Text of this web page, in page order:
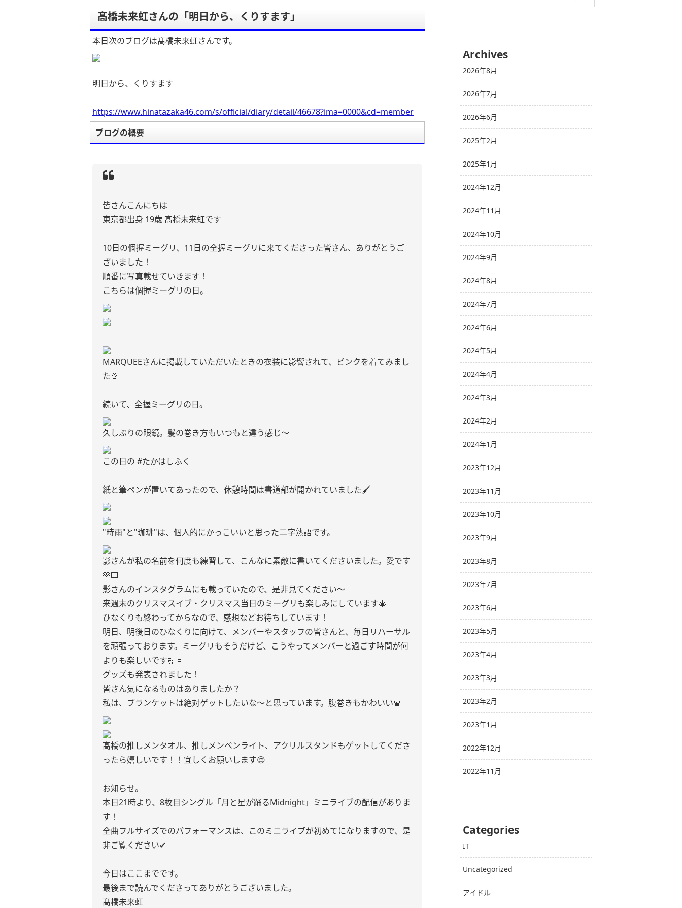
髙橋未来虹さんの「明日から、くりすます」
本日次のブログは髙橋未来虹さんです。
明日から、くりすます
https://www.hinatazaka46.com/s/official/diary/detail/46678?ima=0000&cd=member
ブログの概要
皆さんこんにちは
東京都出身 19歳 髙橋未来虹です
10日の個握ミーグリ、11日の全握ミーグリに来てくださった皆さん、ありがとうご
ざいました！
順番に写真載せていきます！
こちらは個握ミーグリの日。
MARQUEEさんに掲載していただいたときの衣装に影響されて、ピンクを着てみまし
た🍑
続いて、全握ミーグリの日。
久しぶりの眼鏡。髪の巻き方もいつもと違う感じ〜
この日の #たかはしふく
紙と筆ペンが置いてあったので、休憩時間は書道部が開かれていました🖌
"時雨"と"珈琲"は、個人的にかっこいいと思った二字熟語です。
影さんが私の名前を何度も練習して、こんなに素敵に書いてくださいました。愛です
🫶🏻
影さんのインスタグラムにも載っていたので、是非見てください〜
来週末のクリスマスイブ・クリスマス当日のミーグリも楽しみにしています🎄
ひなくりも終わってからなので、感想などお待ちしています！
明日、明後日のひなくりに向けて、メンバーやスタッフの皆さんと、毎日リハーサル
を頑張っております。ミーグリもそうだけど、こうやってメンバーと過ごす時間が何
よりも楽しいです🫰🏻
グッズも発表されました！
皆さん気になるものはありましたか？
私は、ブランケットは絶対ゲットしたいな〜と思っています。腹巻きもかわいい🧣
髙橋の推しメンタオル、推しメンペンライト、アクリルスタンドもゲットしてくださ
ったら嬉しいです！！宜しくお願いします😌
お知らせ。
本日21時より、8枚目シングル「月と星が踊るMidnight」ミニライブの配信がありま
す！
全曲フルサイズでのパフォーマンスは、このミニライブが初めてになりますので、是
非ご覧ください✔︎
今日はここまでです。
最後まで読んでくださってありがとうございました。
髙橋未来虹
Archives
2026年8月
2026年7月
2026年6月
2025年2月
2025年1月
2024年12月
2024年11月
2024年10月
2024年9月
2024年8月
2024年7月
2024年6月
2024年5月
2024年4月
2024年3月
2024年2月
2024年1月
2023年12月
2023年11月
2023年10月
2023年9月
2023年8月
2023年7月
2023年6月
2023年5月
2023年4月
2023年3月
2023年2月
2023年1月
2022年12月
2022年11月
Categories
IT
Uncategorized
アイドル